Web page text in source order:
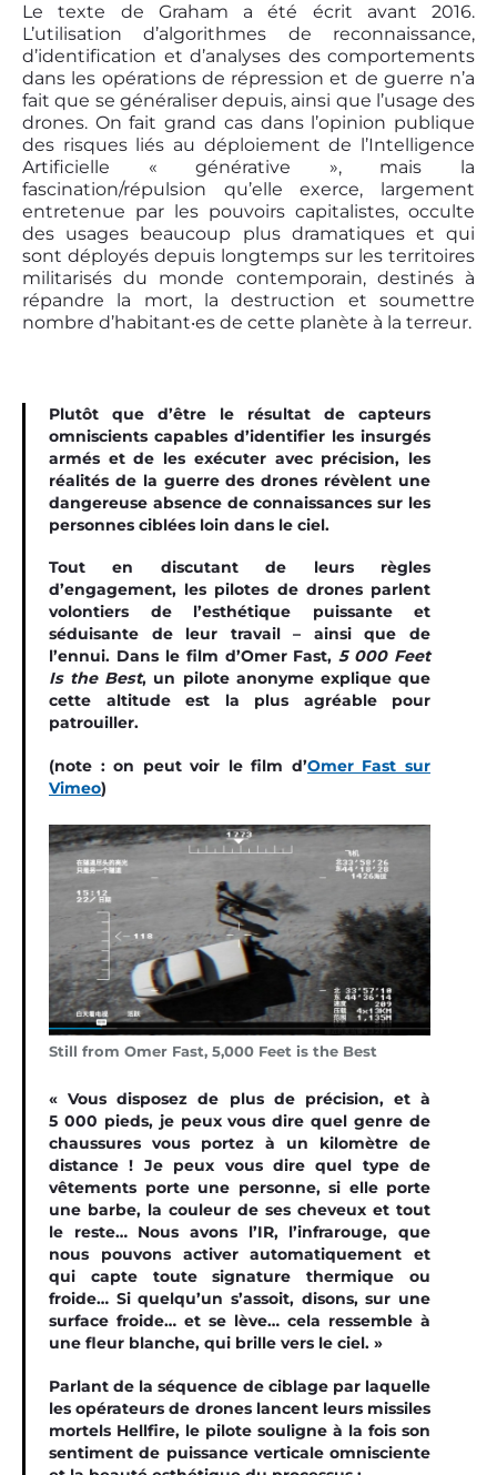
Le texte de Graham a été écrit avant 2016.
L’utilisation d’algorithmes de reconnaissance,
d’identification et d’analyses des comportements
dans les opérations de répression et de guerre n’a
fait que se généraliser depuis, ainsi que l’usage des
drones. On fait grand cas dans l’opinion publique
des risques liés au déploiement de l’Intelligence
Artificielle « générative », mais la
fascination/répulsion qu’elle exerce, largement
entretenue par les pouvoirs capitalistes, occulte
des usages beaucoup plus dramatiques et qui
sont déployés depuis longtemps sur les territoires
militarisés du monde contemporain, destinés à
répandre la mort, la destruction et soumettre
nombre d’habitant‧es de cette planète à la terreur.
Plutôt que d’être le résultat de capteurs
omniscients capables d’identifier les insurgés
armés et de les exécuter avec précision, les
réalités de la guerre des drones révèlent une
dangereuse absence de connaissances sur les
personnes ciblées loin dans le ciel.
Tout en discutant de leurs règles
d’engagement, les pilotes de drones parlent
volontiers de l’esthétique puissante et
séduisante de leur travail – ainsi que de
l’ennui. Dans le film d’Omer Fast,5 000 Feet
Is the Best, un pilote anonyme explique que
cette altitude est la plus agréable pour
patrouiller.
(note : on peut voir le film d’Omer Fast sur
Vimeo)
Still from Omer Fast, 5,000 Feet is the Best
« Vous disposez de plus de précision, et à
5 000 pieds, je peux vous dire quel genre de
chaussures vous portez à un kilomètre de
distance ! Je peux vous dire quel type de
vêtements porte une personne, si elle porte
une barbe, la couleur de ses cheveux et tout
le reste… Nous avons l’IR, l’infrarouge, que
nous pouvons activer automatiquement et
qui capte toute signature thermique ou
froide… Si quelqu’un s’assoit, disons, sur une
surface froide… et se lève… cela ressemble à
une fleur blanche, qui brille vers le ciel. »
Parlant de la séquence de ciblage par laquelle
les opérateurs de drones lancent leurs missiles
mortels Hellfire, le pilote souligne à la fois son
sentiment de puissance verticale omnisciente